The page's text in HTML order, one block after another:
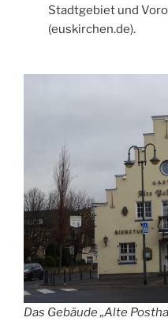
Stadtgebiet und
(euskirchen.de).
Das Gebäude „Alte